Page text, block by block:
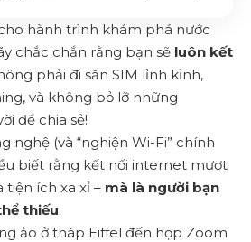
hành trình khám phá nước
chắc chắn rằng bạn sẽ luôn kết
phải đi săn SIM lỉnh kỉnh,
và không bỏ lỡ những
để chia sẻ!
nghệ (và “nghiện Wi-Fi” chính
biết rằng kết nối internet mượt
tiện ích xa xỉ – mà là người bạn
thiếu.
ảo ở tháp Eiffel đến họp Zoom